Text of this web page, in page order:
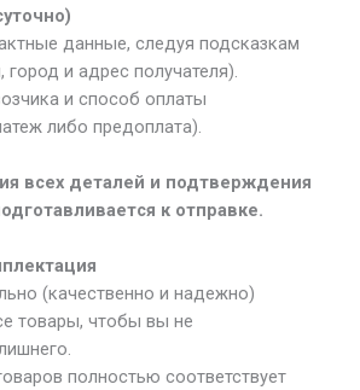
данные, следуя подсказкам
и адрес получателя).
и способ оплаты
либо предоплата).
всех деталей и подтверждения
к отправке.
(качественно и надежно)
товары, чтобы вы не
полностью соответствует